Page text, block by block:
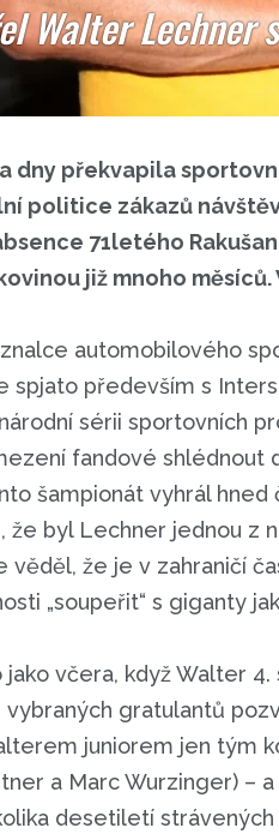
Walter Lechner
dny překvapila
politice zákazů
71letého
již mnoho
automobilového
spjato především s
sérii sportovních
fandové shlédnout
šampionát vyhrál hned
že byl Lechner jednou z
věděl, že je v zahraničí
„soupeřit“ s giganty
jako včera, když Walter
vybraných gratulantů
juniorem jen tým
a Marc Wurzinger) –
desetiletí